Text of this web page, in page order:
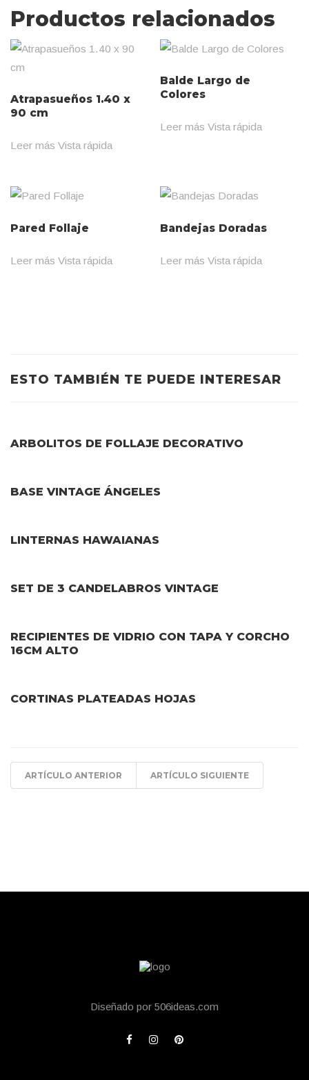
Productos relacionados
Atrapasueños 1.40 x
90 cm
Leer más Vista rápida
Balde Largo de
Colores
Leer más Vista rápida
Pared Follaje
Leer más Vista rápida
Bandejas Doradas
Leer más Vista rápida
ESTO TAMBIÉN TE PUEDE INTERESAR
ARBOLITOS DE FOLLAJE DECORATIVO
BASE VINTAGE ÁNGELES
LINTERNAS HAWAIANAS
SET DE 3 CANDELABROS VINTAGE
RECIPIENTES DE VIDRIO CON TAPA Y CORCHO
16CM ALTO
CORTINAS PLATEADAS HOJAS
ARTÍCULO ANTERIOR ARTÍCULO SIGUIENTE
Diseñado por 506ideas.com